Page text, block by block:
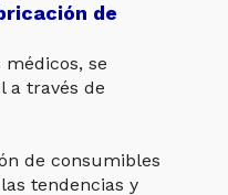
de
se
a través de
de consumibles
tendencias y